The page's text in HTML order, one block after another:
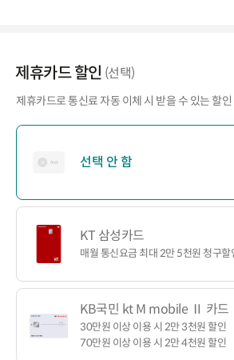
제휴카드 할인 (선택)
제휴카드로 통신료 자동 이체 시 받을 수 있는 할
선택 안 함
KT 삼성카드
매월 통신요금 최대 2만 5천원 청구할
KB국민 kt M mobile Ⅱ 카드
30만원 이상 이용 시 2만 3천원 할인
70만원 이상 이용 시 2만 4천원 할인